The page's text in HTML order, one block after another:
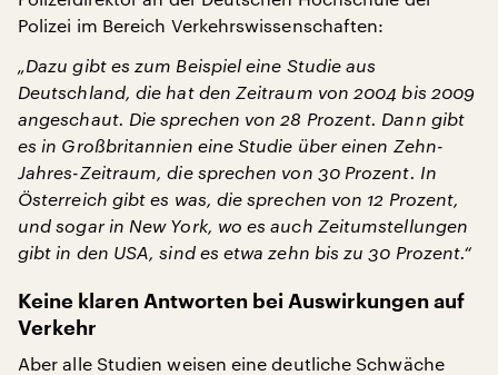
Polizei im Bereich Verkehrswissenschaften:
„Dazu gibt es zum Beispiel eine Studie aus
Deutschland, die hat den Zeitraum von 2004 bis 2009
angeschaut. Die sprechen von 28 Prozent. Dann gibt
es in Großbritannien eine Studie über einen Zehn-
Jahres-Zeitraum, die sprechen von 30 Prozent. In
Österreich gibt es was, die sprechen von 12 Prozent,
und sogar in New York, wo es auch Zeitumstellungen
gibt in den USA, sind es etwa zehn bis zu 30 Prozent.“
Keine klaren Antworten bei Auswirkungen auf
Verkehr
Aber alle Studien weisen eine deutliche Schwäche